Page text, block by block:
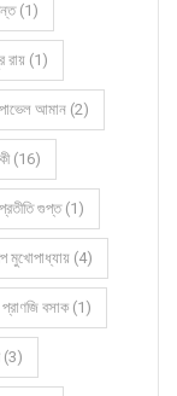
(1)
রায় (1)
পাভেল আমান (2)
(16)
প্রতীতি গুপ্ত (1)
মুখোপাধ্যায় (4)
প্রাণজি বসাক (1)
(3)